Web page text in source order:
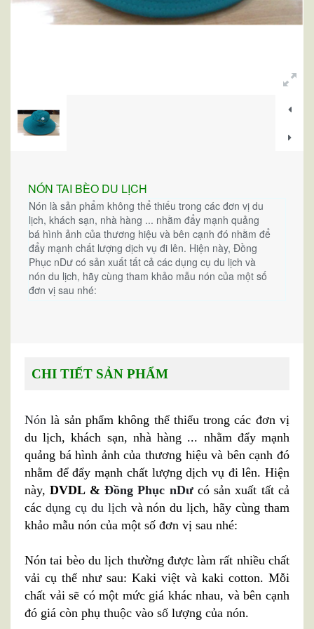
NÓN TAI BÈO DU LỊCH
Nón là sản phẩm không thể thiếu trong các đơn vị du
lịch, khách sạn, nhà hàng ... nhằm đẩy mạnh quảng
bá hình ảnh của thương hiệu và bên cạnh đó nhằm để
đẩy mạnh chất lượng dịch vụ đi lên. Hiện này, Đồng
Phục nDư có sản xuất tất cả các dụng cụ du lịch và
nón du lịch, hãy cùng tham khảo mẫu nón của một số
đơn vị sau nhé:
CHI TIẾT SẢN PHẨM
Nón là sản phẩm không thể thiếu trong các đơn vị
du lịch, khách sạn, nhà hàng ... nhằm đẩy mạnh
quảng bá hình ảnh của thương hiệu và bên cạnh đó
nhằm để đẩy mạnh chất lượng dịch vụ đi lên. Hiện
này,DVDL & Đồng Phục nDưcó sản xuất tất cả
các dụng cụ du lịchvà nón du lịch, hãy cùng tham
khảo mẫu nón của một số đơn vị sau nhé:
Nón tai bèo du lịch thường được làm rất nhiều chất
vải cụ thể như sau: Kaki việt và kaki cotton. Mỗi
chất vải sẽ có một mức giá khác nhau, và bên cạnh
đó giá còn phụ thuộc vào số lượng của nón.